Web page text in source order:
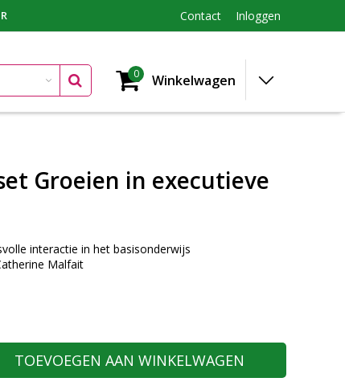
Contact Inloggen
0 Winkelwagen
Groeien in executieve
interactie in het basisonderwijs
Malfait
TOEVOEGEN AAN WINKELWAGEN